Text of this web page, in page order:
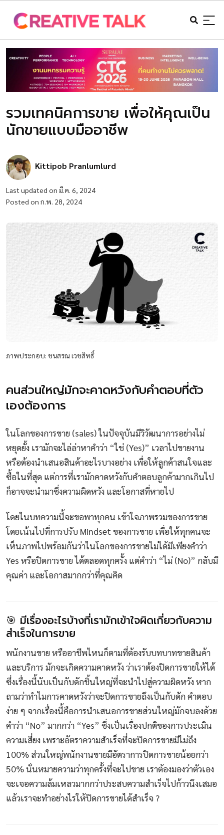
รวมเทคนิคการขาย เพื่อให้คุณเป็น
นักขายแบบมืออาชีพ
Kittipob Pranlumlurd
Last updated on มี.ค. 6, 2024
Posted on ก.พ. 28, 2024
ภาพประกอบ: ชนสรณ เวชสิทธิ์
คนส่วนใหญ่มักจะคาดหวังกับคำตอบที่ตัว
เองต้องการ
ในโลกของการขาย (sales) ในปัจจุบันมีวิวัฒนาการอย่างไม่
หยุดยั้ง เรามักจะไล่ล่าหาคำว่า “ใช่ (Yes)” เวลาไปขายงาน
หรือต้องนำเสนอสินค้าอะไรบางอย่าง เพื่อให้ลูกค้าสนใจและ
ซื้อในที่สุด แต่การที่เรามักคาดหวังกับคำตอบลูกค้ามากเกินไป
ก็อาจจะนำมาซึ่งความผิดหวัง และโอกาสที่หายไป
โดยในบทความนี้จะขอพาทุกคน เข้าใจภาพรวมของการขาย
โดยเน้นไปที่การปรับ Mindset ของการขาย เพื่อให้ทุกคนจะ
เห็นภาพไปพร้อมกันว่าในโลกของการขายไม่ได้มีเพียงคำว่า
Yes หรือปิดการขาย ได้ตลอดทุกครั้ง แต่คำว่า “ไม่ (No)” กลับมี
คุณค่า และโอกาสมากกว่าที่คุณคิด
🎯 มีเรื่องอะไรบ้างที่เรามักเข้าใจผิดเกี่ยวกับความ
สำเร็จในการขาย
พนักงานขาย หรืออาชีพไหนก็ตามที่ต้องรับบทบาทขายสินค้า
และบริการ มักจะเกิดความคาดหวัง ว่าเราต้องปิดการขายให้ได้
ซึ่งเรื่องนี้นับเป็นกับดักชิ้นใหญ่ที่จะนำไปสู่ความผิดหวัง หาก
ถามว่าทำไมการคาดหวังว่าจะปิดการขายถึงเป็นกับดัก คำตอบ
ง่าย ๆ จากเรื่องนี้คือการนำเสนอการขายส่วนใหญ่มักจบลงด้วย
คำว่า “No” มากกว่า “Yes” ซึ่งเป็นเรื่องปกติของการประเมิน
ความเสี่ยง เพราะอัตราความสำเร็จที่จะปิดการขายมีไม่ถึง
100% ส่วนใหญ่พนักงานขายมีอัตราการปิดการขายน้อยกว่า
50% นั่นหมายความว่าทุกครั้งที่จะไปขาย เราต้องมองว่าตัวเอง
จะเจอความล้มเหลวมากกว่าประสบความสำเร็จไปก้าวนึงเสมอ
แล้วเราจะทำอย่างไรให้ปิดการขายได้สำเร็จ ?